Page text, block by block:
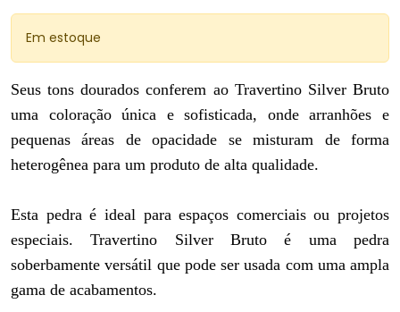
Em estoque
Seus tons dourados conferem ao Travertino Silver Bruto
uma coloração única e sofisticada, onde arranhões e
pequenas áreas de opacidade se misturam de forma
heterogênea para um produto de alta qualidade.
Esta pedra é ideal para espaços comerciais ou projetos
especiais. Travertino Silver Bruto é uma pedra
soberbamente versátil que pode ser usada com uma ampla
gama de acabamentos.